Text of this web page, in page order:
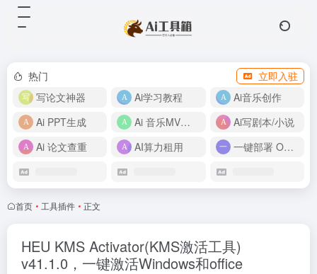
热门
立即入驻
写论文神器
Ai学习教程
Ai音乐创作
Ai PPT生成
Ai 音乐MV制作
Ai写剧本/小说
Ai 论文查重
AI算力租用 一键部署 OpenClaw
首页 • 工具插件 • 正文
HEU KMS Activator(KMS激活工具)
v41.1.0，一键激活Windows和office